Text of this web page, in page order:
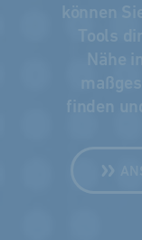
können
Tools
Nähe
finden